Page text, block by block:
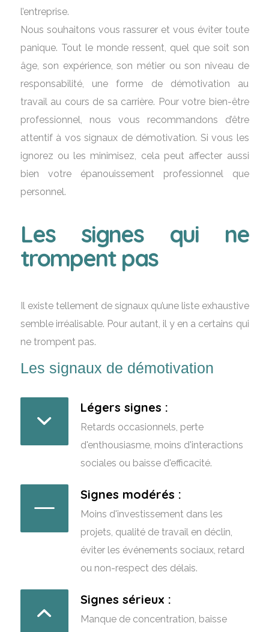
l’entreprise.
Nous souhaitons vous rassurer et vous éviter toute
panique. Tout le monde ressent, quel que soit son
âge, son expérience, son métier ou son niveau de
responsabilité, une forme de démotivation au
travail au cours de sa carrière. Pour votre bien-être
professionnel, nous vous recommandons d’être
attentif à vos signaux de démotivation. Si vous les
ignorez ou les minimisez, cela peut affecter aussi
bien votre épanouissement professionnel que
personnel.
Les signes qui ne
trompent pas
Il existe tellement de signaux qu’une liste exhaustive
semble irréalisable. Pour autant, il y en a certains qui
ne trompent pas.
Les signaux de démotivation
Légers signes :
Retards occasionnels, perte
d'enthousiasme, moins d'interactions
sociales ou baisse d'efficacité.
Signes modérés :
Moins d'investissement dans les
projets, qualité de travail en déclin,
éviter les événements sociaux, retard
ou non-respect des délais.
Signes sérieux :
Manque de concentration, baisse